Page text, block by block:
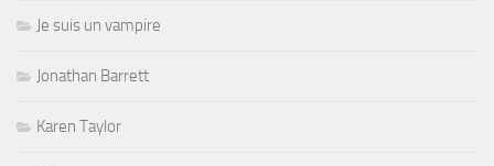
Je suis un vampire
Jonathan Barrett
Karen Taylor